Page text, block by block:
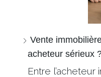
Vente
acheteur sérieux
Entre l’acheteur